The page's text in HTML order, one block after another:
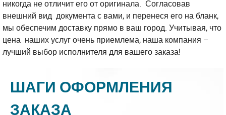
никогда не отличит его от оригинала. Согласовав
внешний вид документа с вами, и перенеся его на бланк,
мы обеспечим доставку прямо в ваш город. Учитывая, что
цена наших услуг очень приемлема, наша компания –
лучший выбор исполнителя для вашего заказа!
ШАГИ ОФОРМЛЕНИЯ
ЗАКАЗА